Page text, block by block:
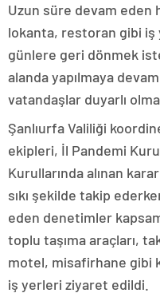
Uzun süre devam eden
lokanta, restoran gibi iş
günlere geri dönmek
alanda yapılmaya
vatandaşlar duyarlı
Şanlıurfa Valiliği
ekipleri, İl Pandemi
Kurullarında alınan
sıkı şekilde takip
eden denetimler
toplu taşıma araçları,
motel, misafirhane gibi
iş yerleri ziyaret edildi.